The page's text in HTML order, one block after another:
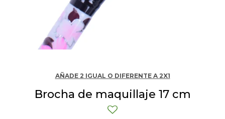
AÑADE 2 IGUAL O DIFERENTE A 2X1
Brocha de maquillaje 17 cm